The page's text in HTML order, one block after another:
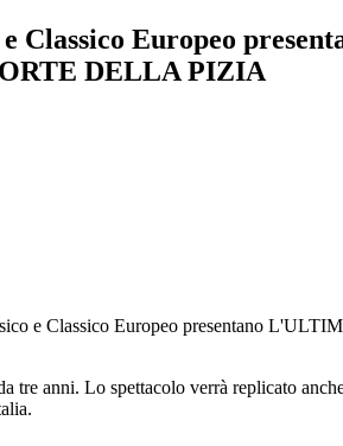
Classico Europeo
DELLA PIZIA
e Classico Europeo presentano
anni. Lo spettacolo verrà replicato